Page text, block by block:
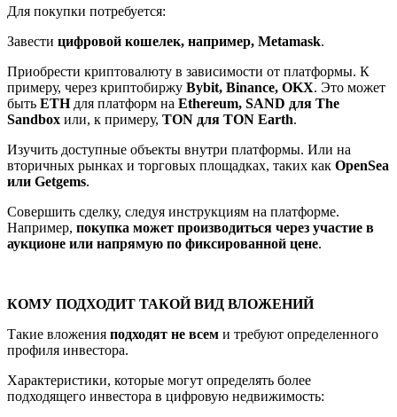
Для покупки потребуется:
Завести цифровой кошелек, например, Metamask.
Приобрести криптовалюту в зависимости от платформы. К
примеру, через криптобиржу Bybit, Binance, OKX. Это может
быть ETH для платформ на Ethereum, SAND для The
Sandbox или, к примеру, TON для TON Earth.
Изучить доступные объекты внутри платформы. Или на
вторичных рынках и торговых площадках, таких как OpenSea
или Getgems.
Совершить сделку, следуя инструкциям на платформе.
Например, покупка может производиться через участие в
аукционе или напрямую по фиксированной цене.
КОМУ ПОДХОДИТ ТАКОЙ ВИД ВЛОЖЕНИЙ
Такие вложения подходят не всем и требуют определенного
профиля инвестора.
Характеристики, которые могут определять более
подходящего инвестора в цифровую недвижимость: